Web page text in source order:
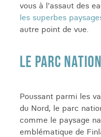
vous à l'assaut des
les superbes
autre point de vue.
LE PARC
Poussant parmi les
du Nord, le parc
comme le paysage
emblématique de